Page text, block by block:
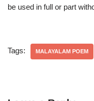
be used in full or part
Tags: MALAYALAM POEM